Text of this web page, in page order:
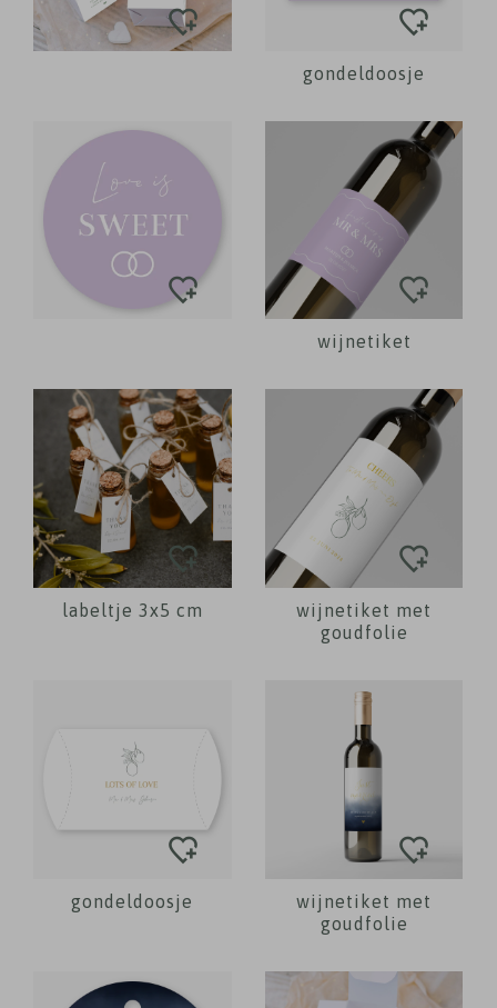
gondeldoosje
wijnetiket
labeltje 3x5 cm
wijnetiket met
goudfolie
gondeldoosje
wijnetiket met
goudfolie